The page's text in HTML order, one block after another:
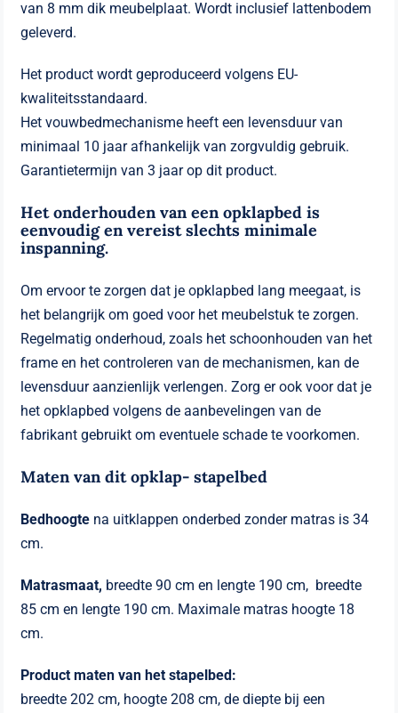
van 8 mm dik meubelplaat. Wordt inclusief lattenbodem
geleverd.
Het product wordt geproduceerd volgens EU-
kwaliteitsstandaard.
Het vouwbedmechanisme heeft een levensduur van
minimaal 10 jaar afhankelijk van zorgvuldig gebruik.
Garantietermijn van 3 jaar op dit product.
Het onderhouden van een opklapbed is
eenvoudig en vereist slechts minimale
inspanning.
Om ervoor te zorgen dat je opklapbed lang meegaat, is
het belangrijk om goed voor het meubelstuk te zorgen.
Regelmatig onderhoud, zoals het schoonhouden van het
frame en het controleren van de mechanismen, kan de
levensduur aanzienlijk verlengen. Zorg er ook voor dat je
het opklapbed volgens de aanbevelingen van de
fabrikant gebruikt om eventuele schade te voorkomen.
Maten van dit opklap- stapelbed
Bedhoogte na uitklappen onderbed zonder matras is 34
cm.
Matrasmaat, breedte 90 cm en lengte 190 cm, breedte
85 cm en lengte 190 cm. Maximale matras hoogte 18
cm.
Product maten van het stapelbed:
breedte 202 cm, hoogte 208 cm, de diepte bij een